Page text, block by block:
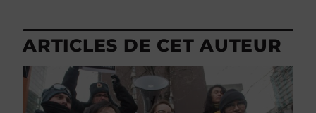
ARTICLES DE CET AUTEUR